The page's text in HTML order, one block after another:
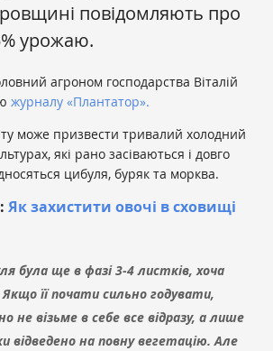
повідомляють про
урожаю.
агроном господарства Віталій
журналу «Плантатор».
може призвести тривалий холодний
які рано засіваються і довго
цибуля, буряк та морква.
Як захистити овочі в сховищі
була ще в фазі 3-4 листків, хоча
її почати сильно годувати,
не візьме в себе все відразу, а лише
відведено на повну вегетацію. Але